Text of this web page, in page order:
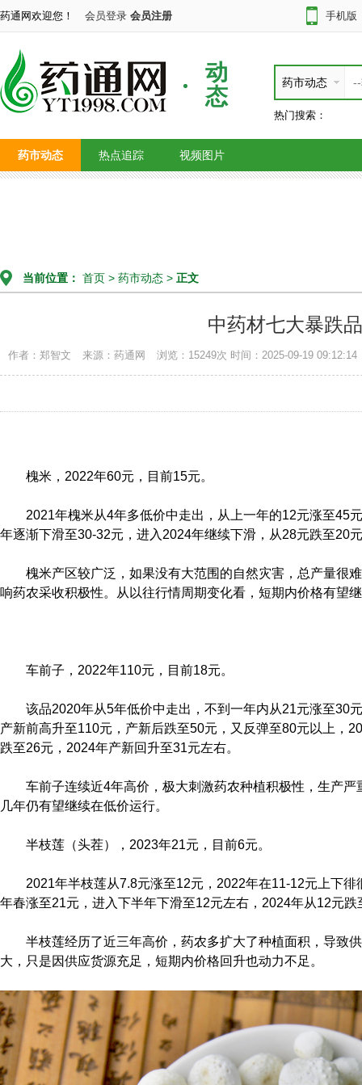
药通网欢迎您！ 会员登录 会员注册 手机版
动
态
药市动态
热门搜索：
药市动态 热点追踪 视频图片
当前位置： 首页 > 药市动态 > 正文
中药材七大暴跌
作者：郑智文 来源：药通网 浏览：15249次 时间：2025-09-19 09:12:14
槐米，2022年60元，目前15元。
2021年槐米从4年多低价中走出，从上一年的12元涨至45
年逐渐下滑至30-32元，进入2024年继续下滑，从28元跌至20
槐米产区较广泛，如果没有大范围的自然灾害，总产量很
响药农采收积极性。从以往行情周期变化看，短期内价格有望
车前子，2022年110元，目前18元。
该品2020年从5年低价中走出，不到一年内从21元涨至30
产新前高升至110元，产新后跌至50元，又反弹至80元以上，
跌至26元，2024年产新回升至31元左右。
车前子连续近4年高价，极大刺激药农种植积极性，生产
几年仍有望继续在低价运行。
半枝莲（头茬），2023年21元，目前6元。
2021年半枝莲从7.8元涨至12元，2022年在11-12元上下
年春涨至21元，进入下半年下滑至12元左右，2024年从12元
半枝莲经历了近三年高价，药农多扩大了种植面积，导致
大，只是因供应货源充足，短期内价格回升也动力不足。